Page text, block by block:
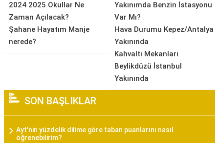
2024 2025 Okullar Ne
Zaman Açılacak?
Şahane Hayatım Manje
nerede?
Yakınımda Benzin İstasyonu
Var Mı?
Hava Durumu Kepez/Antalya
Yakınında
Kahvaltı Mekanları
Beylikdüzü İstanbul
Yakınında
SON BAŞLIKLAR
Ayt'nin yüzdelik dilime göre taban puanlarını nasıl
öğrenebilirim?